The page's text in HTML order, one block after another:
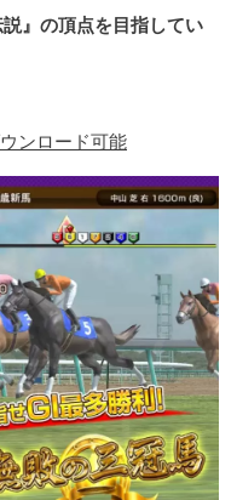
』の頂点を目指してい
ンロード可能